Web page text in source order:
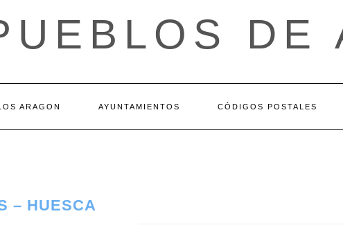
DE
ARAGON AYUNTAMIENTOS CÓDIGOS POSTALES
– HUESCA